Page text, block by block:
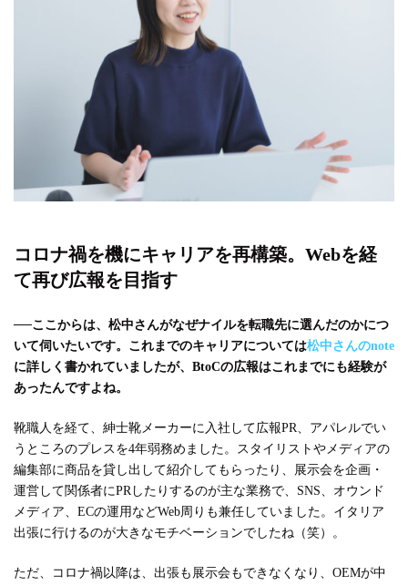
コロナ禍を機にキャリアを再構築。Webを経
て再び広報を目指す
──ここからは、松中さんがなぜナイルを転職先に選んだのかにつ
いて伺いたいです。これまでのキャリアについては松中さんのnote
に詳しく書かれていましたが、BtoCの広報はこれまでにも経験が
あったんですよね。
靴職人を経て、紳士靴メーカーに入社して広報PR、アパレルでい
うところのプレスを4年弱務めました。スタイリストやメディアの
編集部に商品を貸し出して紹介してもらったり、展示会を企画・
運営して関係者にPRしたりするのが主な業務で、SNS、オウンド
メディア、ECの運用などWeb周りも兼任していました。イタリア
出張に行けるのが大きなモチベーションでしたね（笑）。
ただ、コロナ禍以降は、出張も展示会もできなくなり、OEMが中